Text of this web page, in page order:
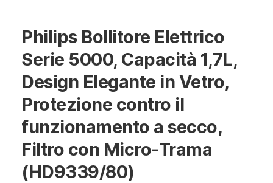
Philips Bollitore Elettrico
Serie 5000, Capacità 1,7L,
Design Elegante in Vetro,
Protezione contro il
funzionamento a secco,
Filtro con Micro-Trama
(HD9339/80)